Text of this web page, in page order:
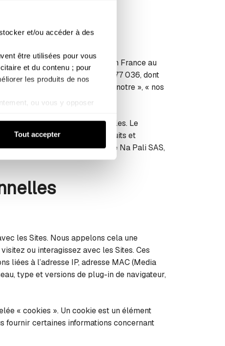
et/ou accéder à des
être utilisées pour vous
et du contenu ; pour
les produits de nos
ou vous y opposer
Tout accepter
dont le siège social est situé en France au
sous le numéro B 331 377 036, dont
(« nous », « notre », « nos
locales applicables. Le
contractuelle liée à nos produits et
la politique commerciale de Na Pali SAS,
les Sites. Nous appelons cela une
ou interagissez avec les Sites. Ces
liées à l’adresse IP, adresse MAC (Media
type et versions de plug-in de navigateur,
« cookies ». Un cookie est un élément
fournir certaines informations concernant